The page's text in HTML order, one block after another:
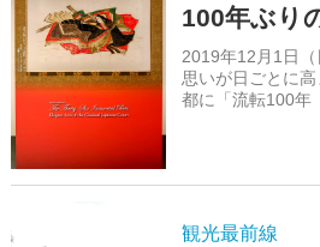
100年ぶり
2019年12月1日
思いが日ごとに
都に「流転100
観光最前線